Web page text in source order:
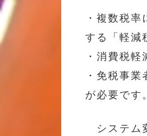
・複数税
する「軽減
・消費税
・免税事
が必要です
システム